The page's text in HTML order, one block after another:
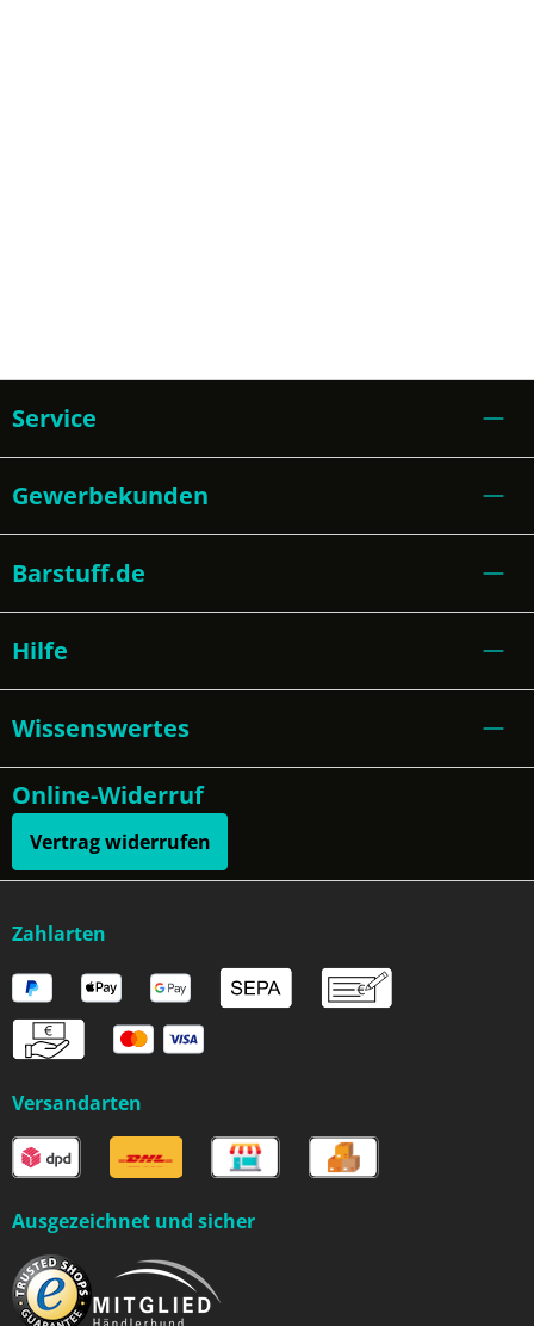
Service
Gewerbekunden
Barstuff.de
Hilfe
Wissenswertes
Online-Widerruf
Vertrag widerrufen
Zahlarten
Versandarten
Ausgezeichnet und sicher